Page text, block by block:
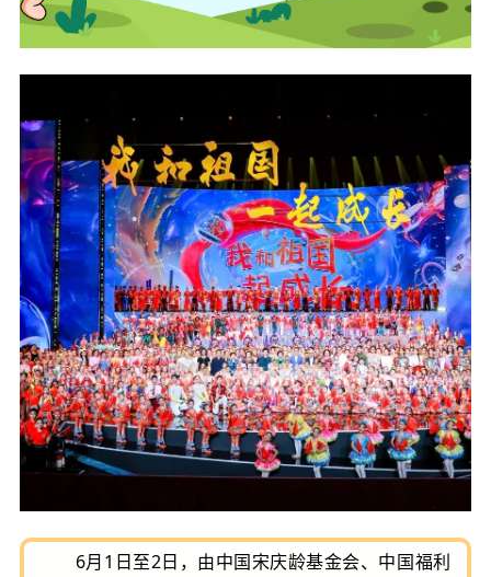
6月1日至2日，由中国宋庆龄基金会、中国福利